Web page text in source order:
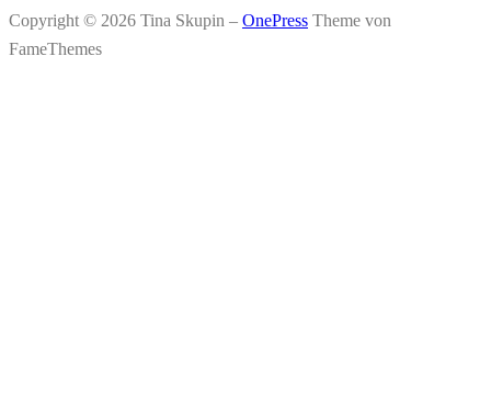
Copyright © 2026 Tina Skupin – OnePress Theme von
FameThemes